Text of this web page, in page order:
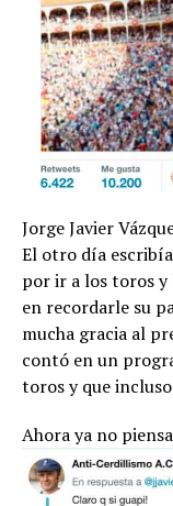
Jorge Javier
El otro día
por ir a los toros y
en recordarle su
mucha gracia al
contó en un
toros y que
Ahora ya no